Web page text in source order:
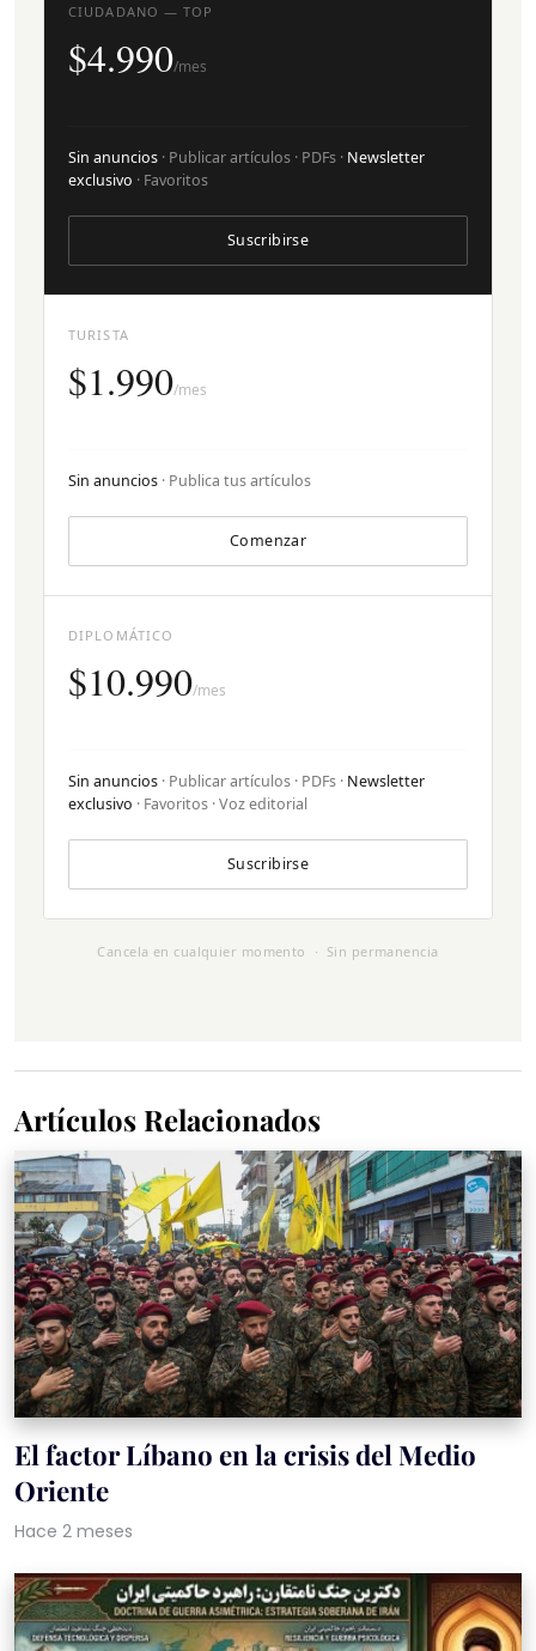
TURISTA
$1.990/mes
Sin anuncios · Publica tus artículos
Comenzar
CIUDADANO — TOP
$4.990/mes
Sin anuncios · Publicar artículos · PDFs · Newsletter
exclusivo · Favoritos
Suscribirse
DIPLOMÁTICO
$10.990/mes
Sin anuncios · Publicar artículos · PDFs · Newsletter
exclusivo · Favoritos · Voz editorial
Suscribirse
Cancela en cualquier momento · Sin permanencia
Artículos Relacionados
El factor Líbano en la crisis del Medio
Oriente
Hace 2 meses